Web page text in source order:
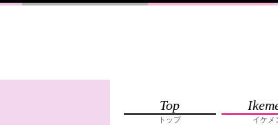
Top
トップ イケメ